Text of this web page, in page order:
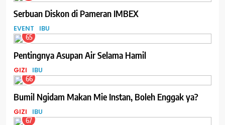
Serbuan Diskon di Pameran IMBEX
EVENT IBU
65
Pentingnya Asupan Air Selama Hamil
GIZI IBU
66
Bumil Ngidam Makan Mie Instan, Boleh Enggak ya?
GIZI IBU
67